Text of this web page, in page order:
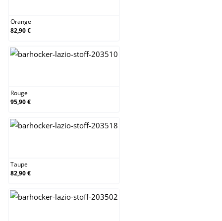
Orange
82,90 €
Rouge
95,90 €
Taupe
82,90 €